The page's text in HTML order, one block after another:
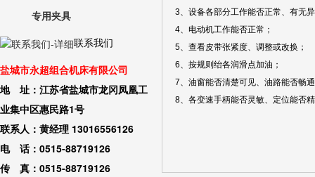
专用夹具
联系我们
盐城市永超组合机床有限公司
地 址：江苏省盐城市龙冈凤凰工
业集中区惠民路1号
联系人：黄经理 13016556126
电 话：0515-88719126
传 真：0515-88719126
3、设备各部分工作能否正常、有无
4、电动机工作能否正常；
5、查看皮带张紧度、调整或改换；
6、按规则绐各润滑点加油；
7、油窗能否清楚可见、油路能否畅
8、各变速手柄能否灵敏、定位能否